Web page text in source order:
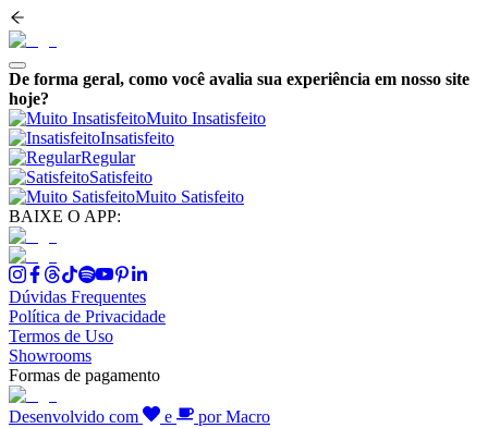
De forma geral, como você avalia sua experiência em nosso site
hoje?
Muito Insatisfeito
Insatisfeito
Regular
Satisfeito
Muito Satisfeito
BAIXE O APP:
Dúvidas Frequentes
Política de Privacidade
Termos de Uso
Showrooms
Formas de pagamento
Desenvolvido com e
por Macro